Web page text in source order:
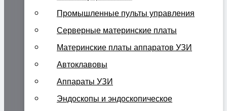
Промышленные пульты управления
Серверные материнские платы
Материнские платы аппаратов УЗИ
Автоклавовы
Аппараты УЗИ
Эндоскопы и эндоскопическое